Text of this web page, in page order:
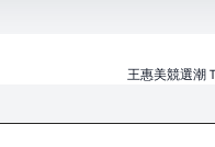
王惠美競選潮